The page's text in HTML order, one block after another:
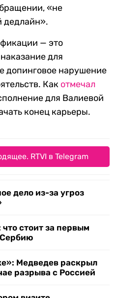
«не
дедлайн».
— это
для
допинговое нарушение
Как отмечал
для Валиевой
конец карьеры.
RTVI в Telegram
дело из-за угроз
стоит за первым
Сербию
Медведев раскрыл
разрыва с Россией